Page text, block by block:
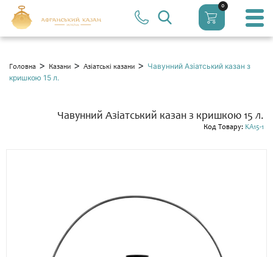
0
Головна > Казани > Азіатські казани > Чавунний Азіатський казан з
кришкою 15 л.
Чавунний Азіатський казан з кришкою 15 л.
Код Товару: KA15-1